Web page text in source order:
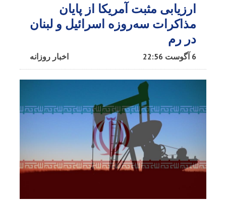
ارزیابی مثبت آمریکا از پایان
مذاکرات سه‌روزه اسرائیل و لبنان
در رم
اخبار روزانه 6 آگوست 22:56